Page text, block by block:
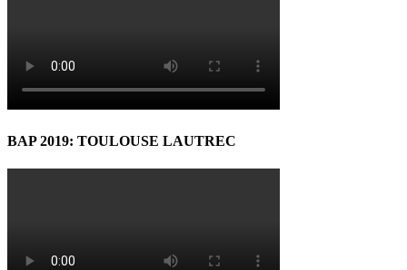
BAP 2019: TOULOUSE LAUTREC